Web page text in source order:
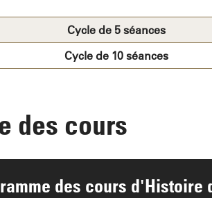
Cycle de 5 séances
Cycle de 10 séances
des cours
des cours d'Histoire